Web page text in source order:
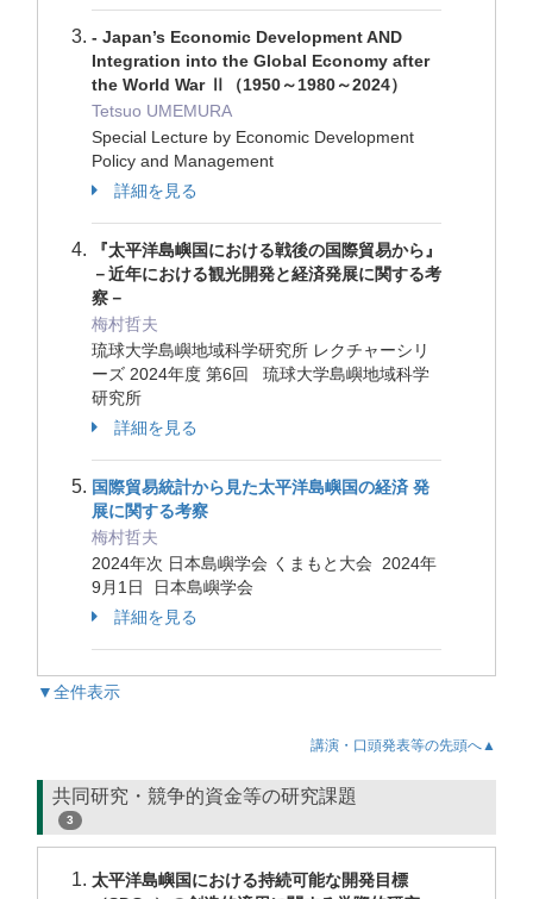
- Japan’s Economic Development AND
Integration into the Global Economy after
the World War Ⅱ（1950～1980～2024）
Tetsuo UMEMURA
Special Lecture by Economic Development
Policy and Management
詳細を見る
『太平洋島嶼国における戦後の国際貿易から』
－近年における観光開発と経済発展に関する考
察－
梅村哲夫
琉球大学島嶼地域科学研究所 レクチャーシリ
ーズ 2024年度 第6回 琉球大学島嶼地域科学
研究所
詳細を見る
国際貿易統計から見た太平洋島嶼国の経済 発
展に関する考察
梅村哲夫
2024年次 日本島嶼学会 くまもと大会 2024年
9月1日 日本島嶼学会
詳細を見る
▼全件表示
講演・口頭発表等の先頭へ▲
共同研究・競争的資金等の研究課題
3
太平洋島嶼国における持続可能な開発目標